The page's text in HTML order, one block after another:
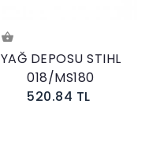
YAĞ DEPOSU STIHL
018/MS180
520.84 TL